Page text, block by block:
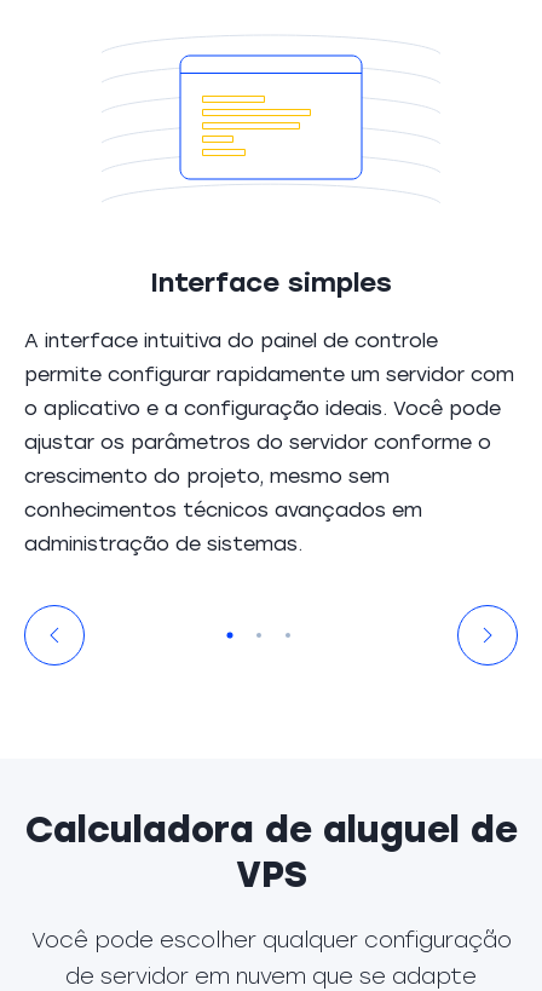
Interface simples
A interface intuitiva do painel de controle
permite configurar rapidamente um servidor com
o aplicativo e a configuração ideais. Você pode
ajustar os parâmetros do servidor conforme o
crescimento do projeto, mesmo sem
conhecimentos técnicos avançados em
administração de sistemas.
Calculadora de aluguel de
VPS
Você pode escolher qualquer configuração
de servidor em nuvem que se adapte